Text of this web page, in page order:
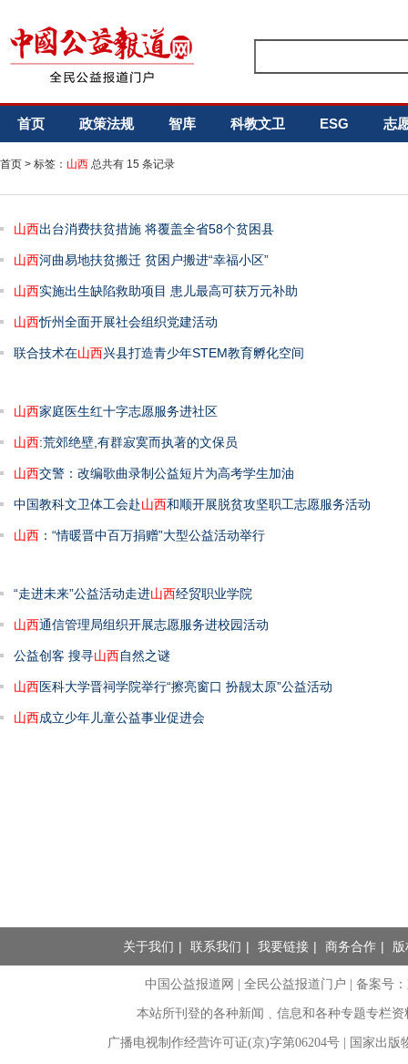
首页 政策法规 智库 科教文卫 ESG 志
首页 > 标签： 山西 总共有 15 条记录
山西出台消费扶贫措施 将覆盖全省58个贫困县
山西河曲易地扶贫搬迁 贫困户搬进“幸福小区”
山西实施出生缺陷救助项目 患儿最高可获万元补助
山西忻州全面开展社会组织党建活动
联合技术在山西兴县打造青少年STEM教育孵化空间
山西家庭医生红十字志愿服务进社区
山西:荒郊绝壁,有群寂寞而执著的文保员
山西交警：改编歌曲录制公益短片为高考学生加油
中国教科文卫体工会赴山西和顺开展脱贫攻坚职工志愿服务活动
山西 ：“情暖晋中百万捐赠”大型公益活动举行
“走进未来”公益活动走进山西经贸职业学院
山西通信管理局组织开展志愿服务进校园活动
公益创客 搜寻山西自然之谜
山西医科大学晋祠学院举行“擦亮窗口 扮靓太原”公益活动
山西成立少年儿童公益事业促进会
关于我们 | 联系我们 | 我要链接 | 商务合作 |
中国公益报道网 | 全民公益报道门户 |备案号
本站所刊登的各种新闻﹑信息和各种专题专栏
广播电视制作经营许可证(京)字第06204号 | 国家出